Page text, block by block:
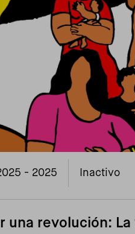
- 2025 Inactivo
una revolución: